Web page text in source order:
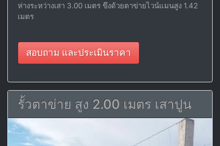
ห่างระหว่างเสา 3.00 เมตร ขึงด้วยตาข่ายไวน์แมนสูง 1.42
เมตร
สอบถาม และประเมินราคา
รั้วตาข่าย สูง 2.00 เมตร เสาปูน